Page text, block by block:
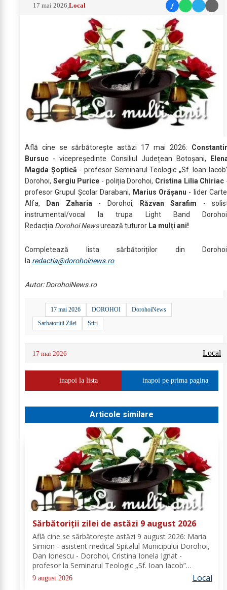
17 mai 2026 ,Local f
Află cine se sărbătoreşte astăzi 17 mai 2026:
Bursuc - vicepreședinte Consiliul Județean Botoșani,
Magda Șoptică - profesor Seminarul Teologic „Sf. Ioan
Dorohoi, Sergiu Purice - poliția Dorohoi, Cristina Lilia Chiriac
profesor Grupul Școlar Darabani, Marius Orășanu - lider
Alfa,
Dan Zaharia - Dorohoi, Răzvan Sarafim -
instrumental/vocal la trupa Light Band
Redacția Dorohoi Newsurează tuturor La mulți ani!
Completează lista sărbătoriților din
la redactia@dorohoinews.ro
Autor: DorohoiNews.ro
17 mai 2026 DOROHOI
DorohoiNews
Sarbatoritii Zilei
Stiri
17 mai 2026 Local
inapoi la lista inapoi pe prima pagina
Articole similare
Sărbătoriții zilei de astăzi 9 august 2026
Află cine se sărbătoreşte astăzi 9 august 2026: Maria
Simion - asistent medical Spitalul Municipului Dorohoi,
Dan Ionescu - Dorohoi, Cristina Ionela Ignat -
profesor la Seminarul Teologic „Sf. Ioan Iacob”
Dorohoi, Ana-Maria Ojog - profesor- consilier
educativ Școala Gimnazială Nr. 1 Dumeni, Mihai...
9 august 2026 Local